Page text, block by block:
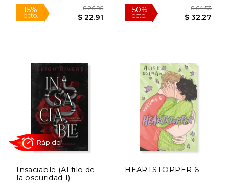
Insaciable (Al filo de
la oscuridad 1)
HEARTSTOPPER 6